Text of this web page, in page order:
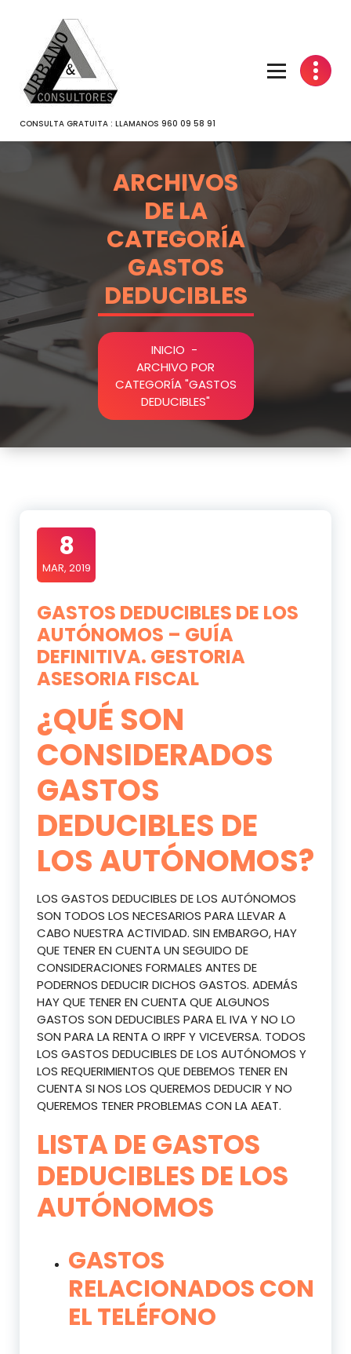
CONTENIDO
CONSULTA GRATUITA : LLAMANOS 960 09 58 91
ARCHIVOS
DE LA
CATEGORÍA
GASTOS
DEDUCIBLES
INICIO -
ARCHIVO POR
CATEGORÍA "GASTOS
DEDUCIBLES"
8
MAR, 2019
GASTOS DEDUCIBLES DE LOS
AUTÓNOMOS – GUÍA
DEFINITIVA. GESTORIA
ASESORIA FISCAL
¿QUÉ SON
CONSIDERADOS
GASTOS
DEDUCIBLES DE
LOS AUTÓNOMOS?
LOS GASTOS DEDUCIBLES DE LOS AUTÓNOMOS
SON TODOS LOS NECESARIOS PARA LLEVAR A
CABO NUESTRA ACTIVIDAD. SIN EMBARGO, HAY
QUE TENER EN CUENTA UN SEGUIDO DE
CONSIDERACIONES FORMALES ANTES DE
PODERNOS DEDUCIR DICHOS GASTOS. ADEMÁS
HAY QUE TENER EN CUENTA QUE ALGUNOS
GASTOS SON DEDUCIBLES PARA EL IVA Y NO LO
SON PARA LA RENTA O IRPF Y VICEVERSA. TODOS
LOS GASTOS DEDUCIBLES DE LOS AUTÓNOMOS Y
LOS REQUERIMIENTOS QUE DEBEMOS TENER EN
CUENTA SI NOS LOS QUEREMOS DEDUCIR Y NO
QUEREMOS TENER PROBLEMAS CON LA AEAT.
LISTA DE GASTOS
DEDUCIBLES DE LOS
AUTÓNOMOS
GASTOS
RELACIONADOS CON
EL TELÉFONO